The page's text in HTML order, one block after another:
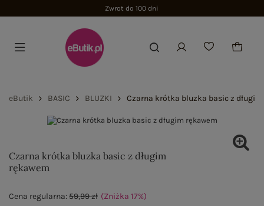
Zwrot do 100 dni
eButik BASIC BLUZKI Czarna krótka bluzka basic z
Czarna krótka bluzka basic z długim
rękawem
Cena regularna:59,99 zł (Zniżka 17%)